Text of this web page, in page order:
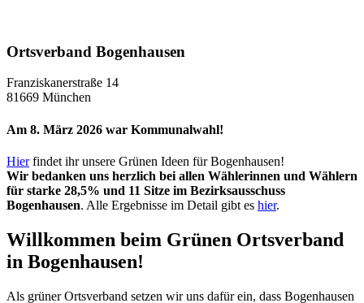
Ortsverband Bogenhausen
Franziskanerstraße 14
81669 München
Am 8. März 2026 war Kommunalwahl!
Hierfindet ihr unsere Grünen Ideen für Bogenhausen!
Wir bedanken uns herzlich bei allen Wählerinnen und Wählern
für starke 28,5% und 11 Sitze im Bezirksausschuss
Bogenhausen. Alle Ergebnisse im Detail gibt es hier.
Willkommen beim Grünen Ortsverband
in Bogenhausen!
Als grüner Ortsverband setzen wir uns dafür ein, dass Bogenhausen